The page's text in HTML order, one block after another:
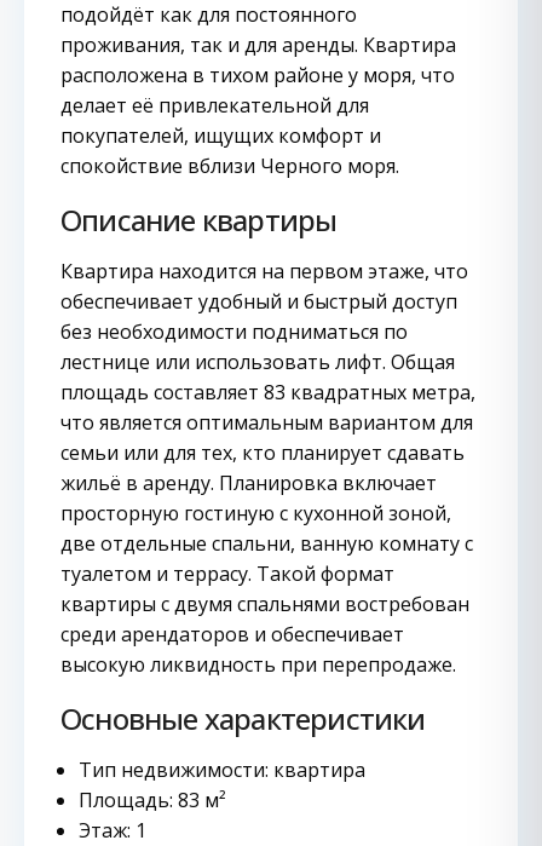
подойдёт как для постоянного
проживания, так и для аренды. Квартира
расположена в тихом районе у моря, что
делает её привлекательной для
покупателей, ищущих комфорт и
спокойствие вблизи Черного моря.
Описание квартиры
Квартира находится на первом этаже, что
обеспечивает удобный и быстрый доступ
без необходимости подниматься по
лестнице или использовать лифт. Общая
площадь составляет 83 квадратных метра,
что является оптимальным вариантом для
семьи или для тех, кто планирует сдавать
жильё в аренду. Планировка включает
просторную гостиную с кухонной зоной,
две отдельные спальни, ванную комнату с
туалетом и террасу. Такой формат
квартиры с двумя спальнями востребован
среди арендаторов и обеспечивает
высокую ликвидность при перепродаже.
Основные характеристики
Тип недвижимости: квартира
Площадь: 83 м²
Этаж: 1